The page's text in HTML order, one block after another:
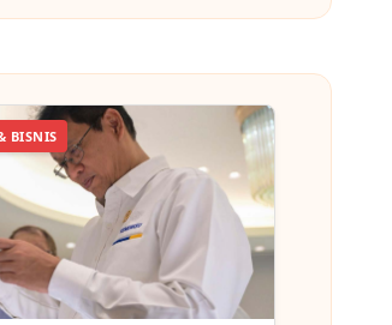
BISNIS